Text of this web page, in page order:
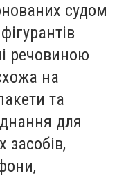
судом
речовиною
на
та
для
засобів,